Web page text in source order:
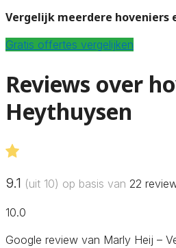
Vergelijk meerdere hoveniers
Gratis offertes vergelijken
Reviews over
Heythuysen
9.1 (uit 10) op basis van 22
10.0
Google review van Marly Heij –